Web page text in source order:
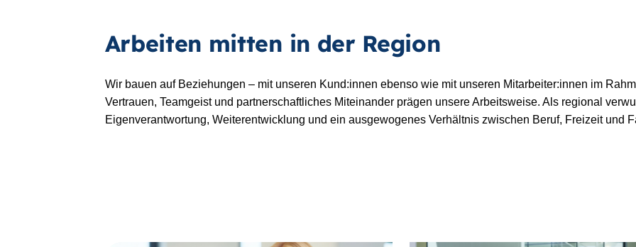
Arbeiten mitten in der Region
Wir bauen auf Beziehungen – mit unseren Kund:innen ebenso wie mit unseren Mitarbeiter:innen im
Vertrauen, Teamgeist und partnerschaftliches Miteinander prägen unsere Arbeitsweise. Als regional
Eigenverantwortung, Weiterentwicklung und ein ausgewogenes Verhältnis zwischen Beruf, Freizeit und